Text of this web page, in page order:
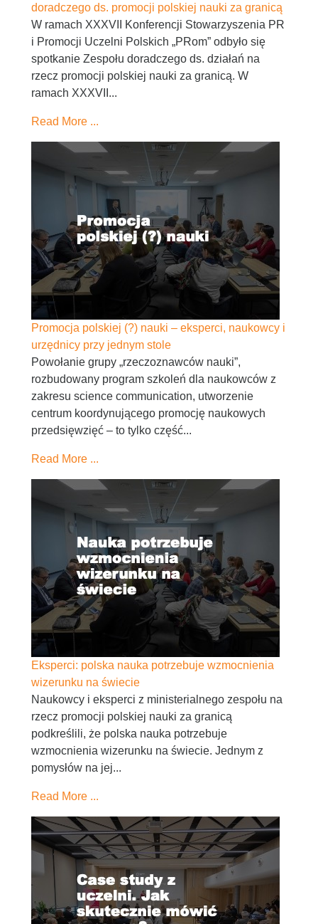
doradczego ds. promocji polskiej nauki za granicą
W ramach XXXVII Konferencji Stowarzyszenia PR
i Promocji Uczelni Polskich „PRom” odbyło się
spotkanie Zespołu doradczego ds. działań na
rzecz promocji polskiej nauki za granicą. W
ramach XXXVII...
Read More ...
Promocja polskiej (?) nauki – eksperci, naukowcy i
urzędnicy przy jednym stole
Powołanie grupy „rzeczoznawców nauki”,
rozbudowany program szkoleń dla naukowców z
zakresu science communication, utworzenie
centrum koordynującego promocję naukowych
przedsięwzięć – to tylko część...
Read More ...
Eksperci: polska nauka potrzebuje wzmocnienia
wizerunku na świecie
Naukowcy i eksperci z ministerialnego zespołu na
rzecz promocji polskiej nauki za granicą
podkreślili, że polska nauka potrzebuje
wzmocnienia wizerunku na świecie. Jednym z
pomysłów na jej...
Read More ...